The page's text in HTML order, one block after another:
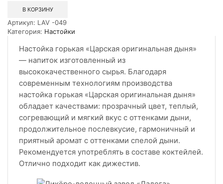
Царская
Дыня
0.5л
В КОРЗИНУ
Артикул: LAV -049
Категория: Настойки
Настойка горькая «Царская оригинальная дыня»
— напиток изготовленный из
высококачественного сырья. Благодаря
современным технологиям производства
настойка горькая «Царская оригинальная дыня»
обладает качествами: прозрачный цвет, теплый,
согревающий и мягкий вкус с оттенками дыни,
продолжительное послевкусие, гармоничный и
приятный аромат с оттенками спелой дыни.
Рекомендуется употреблять в составе коктейлей.
Отлично подходит как дижестив.